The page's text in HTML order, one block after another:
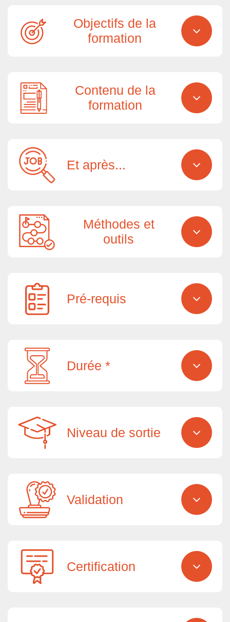
Objectifs de la
formation
Contenu de la
formation
Et après...
Méthodes et
outils
Pré-requis
Durée *
Niveau de sortie
Validation
Certification